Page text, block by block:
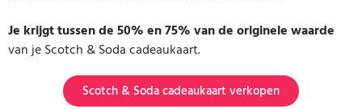
Je krijgt tussen de 50% en 75% van de originele waarde
van je Scotch & Soda cadeaukaart.
Scotch & Soda cadeaukaart verkopen